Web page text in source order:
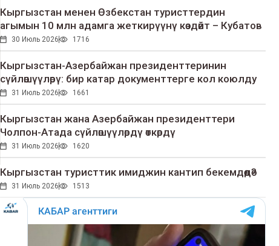
Кыргызстан менен Өзбекстан туристтердин
агымын 10 млн адамга жеткирүүнү көздөйт – Кубатов
30 Июль 2026 1716
Кыргызстан-Азербайжан президенттеринин
сүйлөшүүлөрү: бир катар документтерге кол коюлду
31 Июль 2026 1661
Кыргызстан жана Азербайжан президенттери
Чолпон-Атада сүйлөшүүлөрдү өткөрдү
31 Июль 2026 1620
Кыргызстан туристтик имиджин кантип бекемдөөдө?
31 Июль 2026 1513